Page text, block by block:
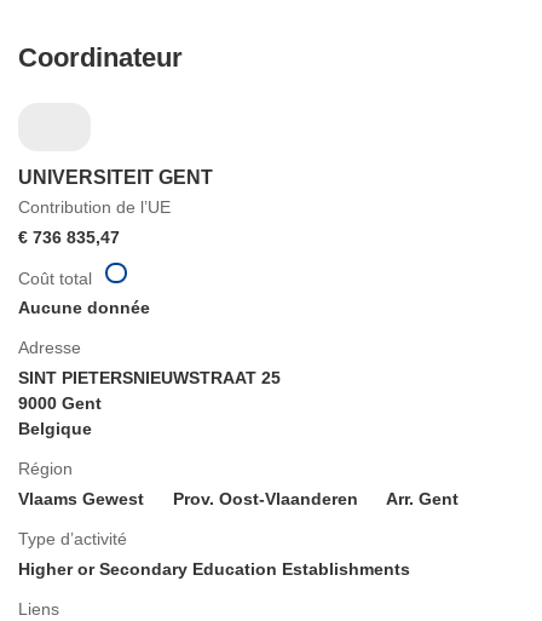
Coordinateur
UNIVERSITEIT GENT
Contribution de l’UE
€ 736 835,47
Adresse
SINT PIETERSNIEUWSTRAAT 25
9000 Gent
Belgique
Région
Vlaams Gewest
Prov. Oost-Vlaanderen Arr. Gent
Type d’activité
Higher or Secondary Education Establishments
Liens
Coût total
Aucune donnée